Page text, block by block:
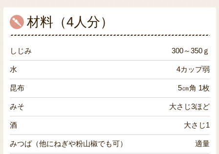
材料（4人分）
しじみ 300～350ｇ
水 4カップ弱
昆布 5㎝角 1枚
みそ 大さじ3ほど
酒 大さじ1
みつば（他にねぎや粉山椒でも可） 適量